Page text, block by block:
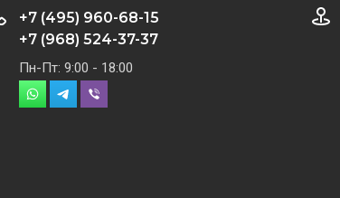
+7 (495) 960-68-15
+7 (968) 524-37-37
Пн-Пт: 9:00 - 18:00